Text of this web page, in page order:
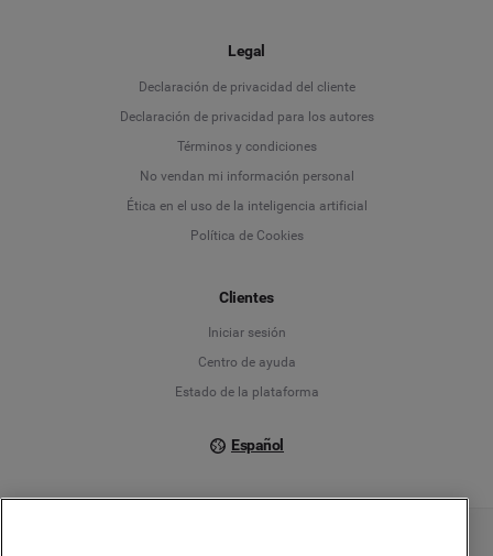
Legal
Declaración de privacidad del cliente
Declaración de privacidad para los autores
Términos y condiciones
No vendan mi información personal
Ética en el uso de la inteligencia artificial
Política de Cookies
Clientes
Iniciar sesión
Centro de ayuda
Estado de la plataforma
Español